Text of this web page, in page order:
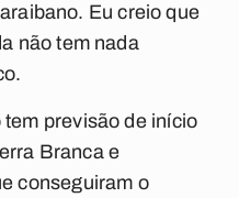
Eu creio que
não tem nada
previsão de início
Branca e
conseguiram o